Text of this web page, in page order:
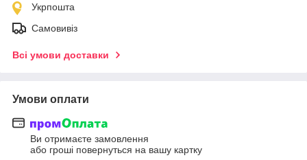
Укрпошта
Самовивіз
Всі умови доставки
Умови оплати
Ви отримаєте замовлення
або гроші повернуться на вашу картку